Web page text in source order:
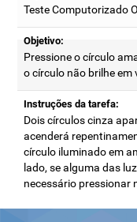
Teste Computorizado
Objetivo:
Pressione o círculo
o círculo não brilhe em
Instruções da tarefa:
Dois círculos cinza
acenderá
círculo iluminado em
lado, se alguma das
necessário pressionar